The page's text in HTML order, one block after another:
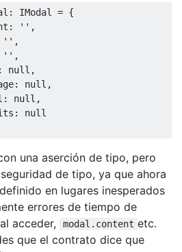
: IModal = {
: '' ,
'' ,
'' ,
: null ,
: null ,
: null ,
:
null
una aserción de tipo, pero
de tipo, ya que ahora
en lugares inesperados
errores de tiempo de
acceder,
modal.content etc.
que el contrato dice que